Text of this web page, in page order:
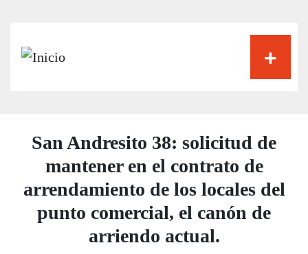
San Andresito 38: solicitud de
mantener en el contrato de
arrendamiento de los locales del
punto comercial, el canón de
arriendo actual.